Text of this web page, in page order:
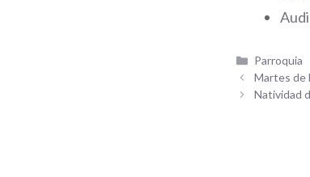
Categorías
Parroquia
Martes de
Natividad